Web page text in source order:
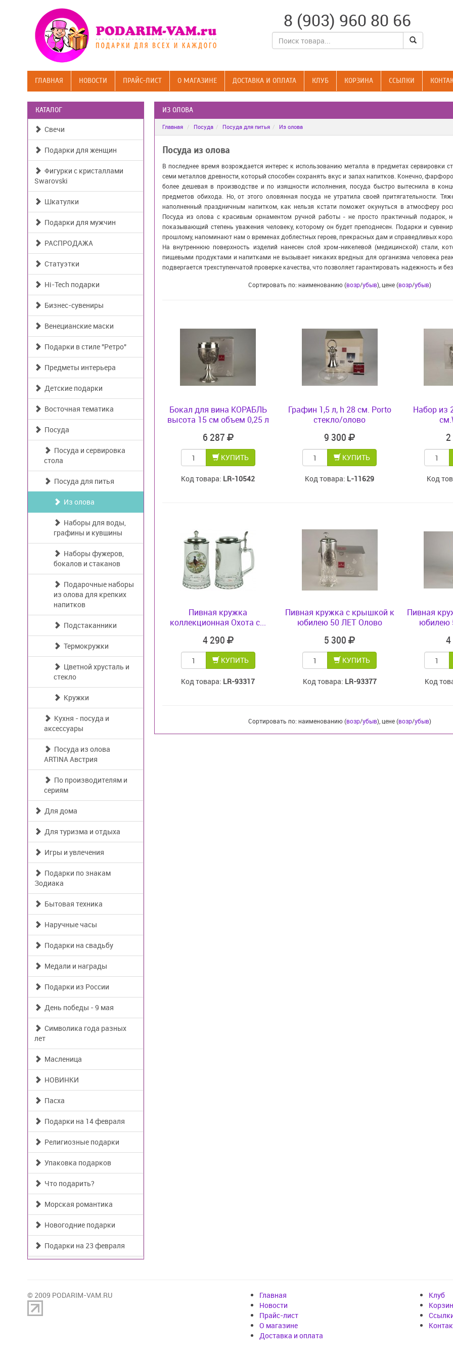
8 (903) 960 80 66
ГЛАВНАЯ НОВОСТИ ПРАЙС-ЛИСТ О МАГАЗИНЕ ДОСТАВКА И ОПЛАТА КЛУБ КОРЗИНА CСЫЛКИ
КАТАЛОГ
Свечи
Подарки для женщин
Фигурки с кристаллами
Swarovski
Шкатулки
Подарки для мужчин
РАСПРОДАЖА
Статуэтки
Hi-Tech подарки
Бизнес-сувениры
Венецианские маски
Подарки в стиле "Ретро"
Предметы интерьера
Детские подарки
Восточная тематика
Посуда
Посуда и сервировка
стола
Посуда для питья
Из олова
Наборы для воды,
графины и кувшины
Наборы фужеров,
бокалов и стаканов
Подарочные наборы
из олова для крепких
напитков
Подстаканники
Термокружки
Цветной хрусталь и
стекло
Кружки
Кухня - посуда и
аксессуары
Посуда из олова
ARTINA Австрия
По производителям и
сериям
Для дома
Для туризма и отдыха
Игры и увлечения
Подарки по знакам
Зодиака
Бытовая техника
Наручные часы
Подарки на свадьбу
Медали и награды
Подарки из России
День победы - 9 мая
Символика года разных
лет
Масленица
НОВИНКИ
Пасха
Подарки на 14 февраля
Религиозные подарки
Упаковка подарков
Что подарить?
Морская романтика
Новогодние подарки
Подарки на 23 февраля
ИЗ ОЛОВА
Главная Посуда Посуда для питья Из олова
Посуда из олова
В последнее время возрождается интерес к использованию металла в предметах сервировки
семи металлов древности, который способен сохранять вкус и запах напитков. Конечно,
более дешевая в производстве и по изящности исполнения, посуда быстро вытеснила в
предметов обихода. Но, от этого оловянная посуда не утратила своей притягательности.
наполненный праздничным напитком, как нельзя кстати поможет окунуться в атмосферу
Посуда из олова с красивым орнаментом ручной работы - не просто практичный подарок,
показывающий степень уважения человеку, которому он будет преподнесен. Подарки и
прошлому, напоминают нам о временах доблестных героев, прекрасных дам и справедливых
На внутреннюю поверхность изделий нанесен слой хром-никелевой (медицинской) стали,
пищевыми продуктами и напитками не вызывает никаких вредных для организма человека
подвергается трехступенчатой проверке качества, что позволяет гарантировать надежность и
Сортировать по: наименованию (возр/убыв), цене (возр/убыв)
Бокал для вина КОРАБЛЬ
высота 15 см объем 0,25 л
6 287
КУПИТЬ
Код товара: LR-10542
Графин 1,5 л, h 28 см. Porto
стекло/олово
9 300
КУПИТЬ
Код товара: L-11629
Набор из
Код
Пивная кружка
коллекционная Охота с...
4 290
КУПИТЬ
Код товара: LR-93317
Пивная кружка с крышкой к
юбилею 50 ЛЕТ Олово
5 300
КУПИТЬ
Код товара: LR-93377
Пивная
юбилею
Код
Сортировать по: наименованию (возр/убыв), цене (возр/убыв)
© 2009 PODARIM-VAM.RU
Главная
Новости
Прайс-лист
О магазине
Доставка и оплата
Клуб